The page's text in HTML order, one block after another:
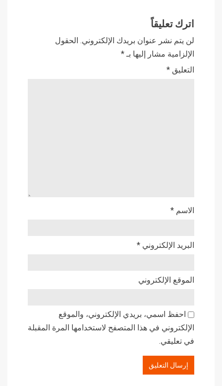
اترك تعليقاً
لن يتم نشر عنوان بريدك الإلكتروني. الحقول
الإلزامية مشار إليها بـ*
التعليق *
الاسم *
البريد الإلكتروني *
الموقع الإلكتروني
احفظ اسمي، بريدي الإلكتروني، والموقع
الإلكتروني في هذا المتصفح لاستخدامها المرة المقبلة
في تعليقي.